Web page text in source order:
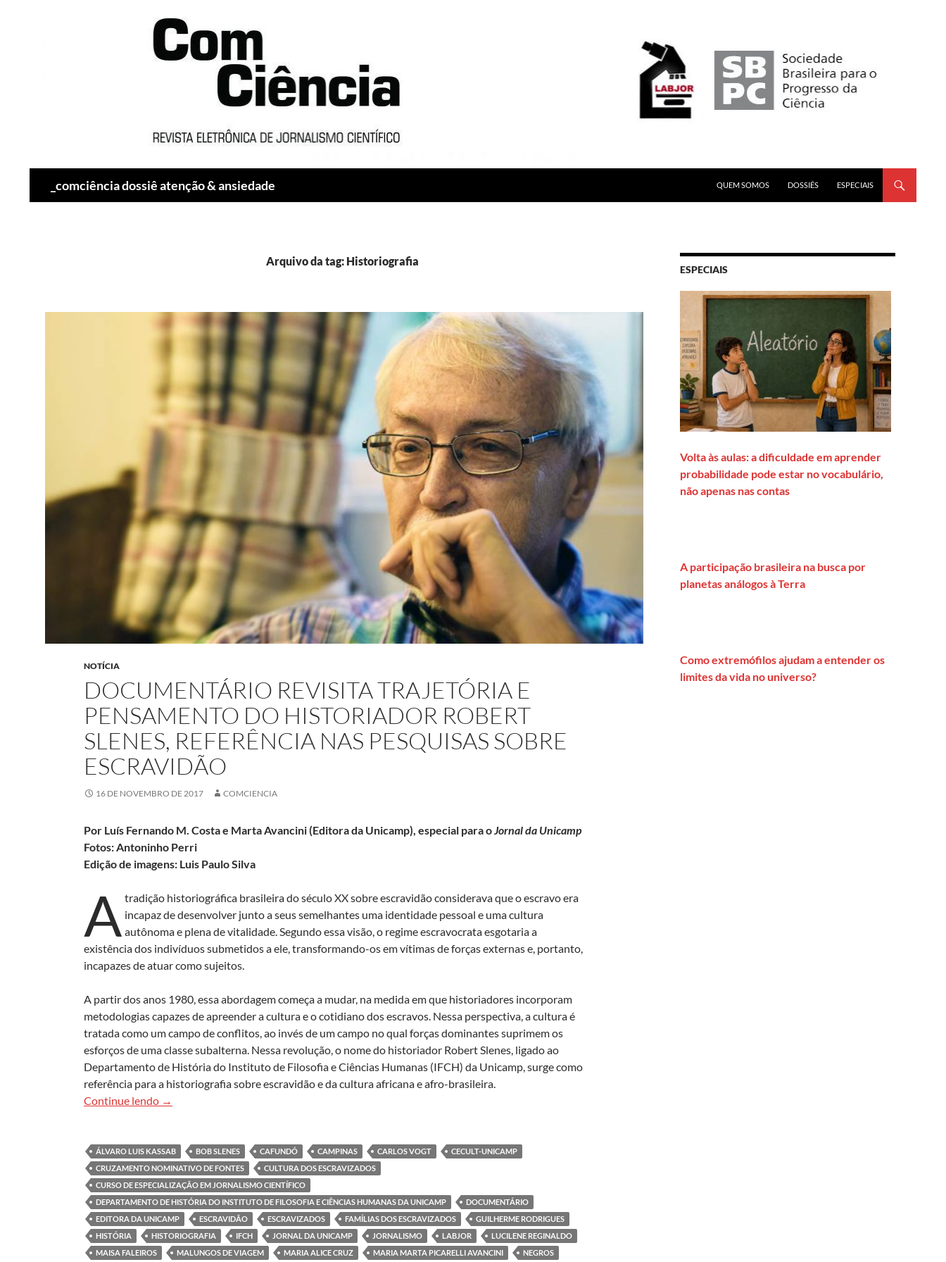
_comciência dossiê atenção & ansiedade
QUEM SOMOS
DOSSIÊS ESPECIAIS
Arquivo da tag: Historiografia
NOTÍCIA
DOCUMENTÁRIO REVISITA TRAJETÓRIA E
PENSAMENTO DO HISTORIADOR ROBERT
SLENES, REFERÊNCIA NAS PESQUISAS SOBRE
ESCRAVIDÃO
16 DE NOVEMBRO DE 2017 COMCIENCIA
Por Luís Fernando M. Costa e Marta Avancini (Editora da Unicamp), especial para o Jornal da Unicamp
Fotos: Antoninho Perri
Edição de imagens: Luis Paulo Silva
A tradição historiográfica brasileira do século XX sobre escravidão considerava que o escravo era
incapaz de desenvolver junto a seus semelhantes uma identidade pessoal e uma cultura
autônoma e plena de vitalidade. Segundo essa visão, o regime escravocrata esgotaria a
existência dos indivíduos submetidos a ele, transformando-os em vítimas de forças externas e, portanto,
incapazes de atuar como sujeitos.
A partir dos anos 1980, essa abordagem começa a mudar, na medida em que historiadores incorporam
metodologias capazes de apreender a cultura e o cotidiano dos escravos. Nessa perspectiva, a cultura é
tratada como um campo de conflitos, ao invés de um campo no qual forças dominantes suprimem os
esforços de uma classe subalterna. Nessa revolução, o nome do historiador Robert Slenes, ligado ao
Departamento de História do Instituto de Filosofia e Ciências Humanas (IFCH) da Unicamp, surge como
referência para a historiografia sobre escravidão e da cultura africana e afro-brasileira.
Continue lendo
Documentário revisita trajetória e pensamento do historiador Robert Slenes, referência nas pesquisas sobre escravidão
→
ÁLVARO LUIS KASSAB BOB SLENES CAFUNDÓ CAMPINAS CARLOS VOGT
CECULT-UNICAMP
CRUZAMENTO NOMINATIVO DE FONTES
CULTURA DOS ESCRAVIZADOS
CURSO DE ESPECIALIZAÇÃO EM JORNALISMO CIENTÍFICO
DEPARTAMENTO DE HISTÓRIA DO INSTITUTO DE FILOSOFIA E CIÊNCIAS HUMANAS DA UNICAMP
DOCUMENTÁRIO
EDITORA DA UNICAMP
ESCRAVIDÃO ESCRAVIZADOS FAMÍLIAS DOS ESCRAVIZADOS
GUILHERME RODRIGUES
HISTÓRIA
HISTORIOGRAFIA IFCH JORNAL DA UNICAMP JORNALISMO LABJOR
LUCILENE REGINALDO
MAISA FALEIROS
MALUNGOS DE VIAGEM MARIA ALICE CRUZ MARIA MARTA PICARELLI AVANCINI NEGROS
ESPECIAIS
Volta às aulas: a dificuldade em aprender
probabilidade pode estar no vocabulário,
não apenas nas contas
A participação brasileira na busca por
planetas análogos à Terra
Como extremófilos ajudam a entender os
limites da vida no universo?